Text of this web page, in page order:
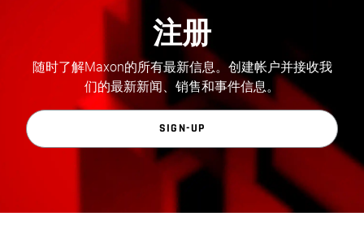
注册
随时了解Maxon的所有最新信息。创建帐户并接收我
们的最新新闻、销售和事件信息。
SIGN-UP